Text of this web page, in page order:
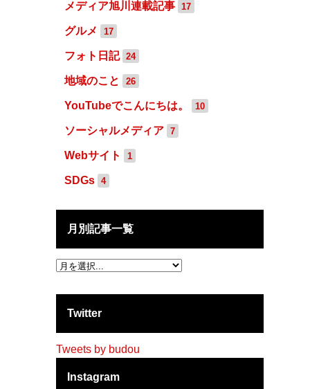
メディア旭川連載記事 17
グルメ 17
フォト日記 24
地域のこと 26
YouTubeでこんにちは。 10
ソーシャルメディア 7
Webサイト 1
SDGs 4
月別記事一覧
Twitter
Tweets by budou
Instagram